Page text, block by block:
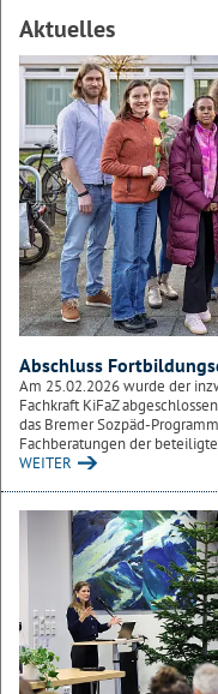
Aktuelles
Abschluss
Am 25.02.2026 wurde der
Fachkraft KiFaZ
das Bremer Sozpäd-
Fachberatungen der
WEITER